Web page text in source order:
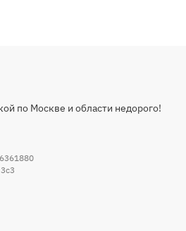
по Москве и области недорого!